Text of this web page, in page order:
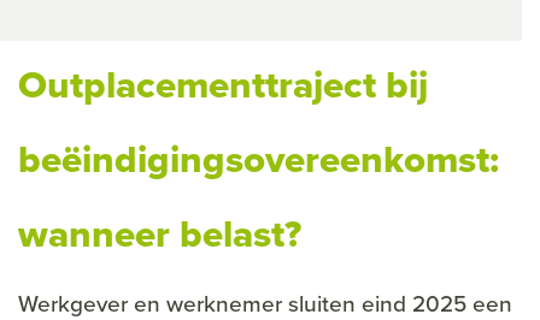
Outplacementtraject bij
beëindigingsovereenkomst:
wanneer belast?
Werkgever en werknemer sluiten eind 2025 een